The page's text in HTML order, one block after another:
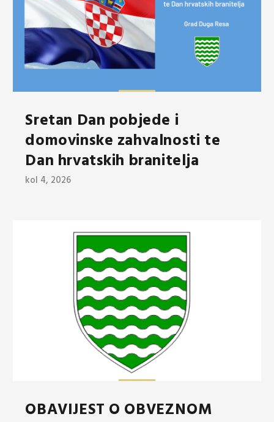
Sretan Dan pobjede i
domovinske zahvalnosti te
Dan hrvatskih branitelja
kol 4, 2026
OBAVIJEST O OBVEZNOM